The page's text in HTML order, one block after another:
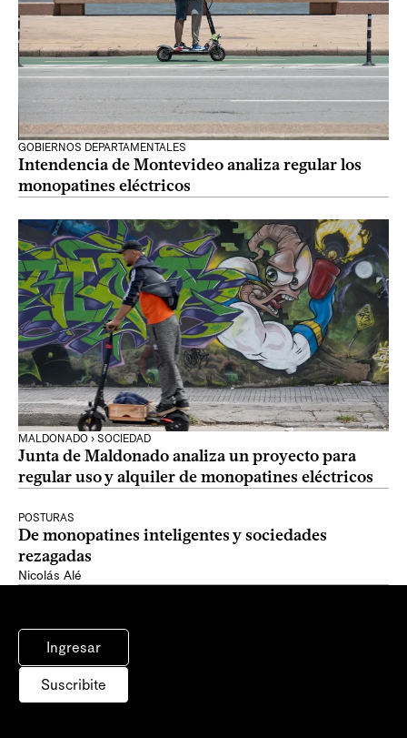
GOBIERNOS DEPARTAMENTALES
Intendencia de Montevideo analiza regular los
monopatines eléctricos
MALDONADO › SOCIEDAD
Junta de Maldonado analiza un proyecto para
regular uso y alquiler de monopatines eléctricos
POSTURAS
De monopatines inteligentes y sociedades
rezagadas
Nicolás Alé
Ingresar
Suscribite